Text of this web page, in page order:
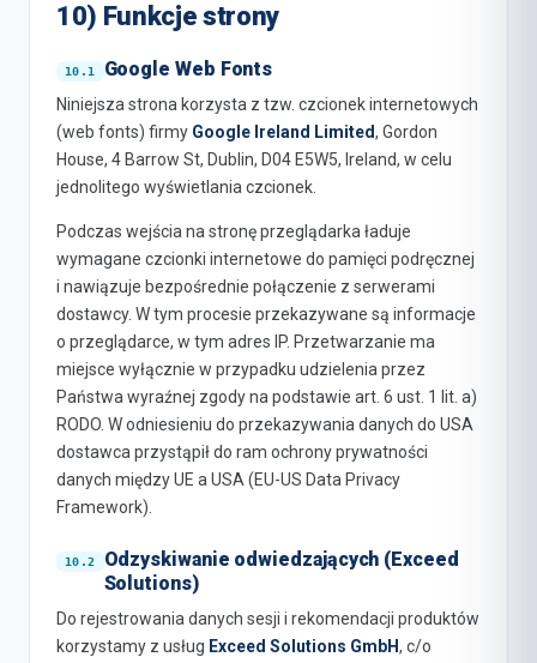
10) Funkcje strony
Google Web Fonts
Niniejsza strona korzysta z tzw. czcionek internetowych
(web fonts) firmy Google Ireland Limited, Gordon
House, 4 Barrow St, Dublin, D04 E5W5, Ireland, w celu
jednolitego wyświetlania czcionek.
Podczas wejścia na stronę przeglądarka ładuje
wymagane czcionki internetowe do pamięci podręcznej
i nawiązuje bezpośrednie połączenie z serwerami
dostawcy. W tym procesie przekazywane są informacje
o przeglądarce, w tym adres IP. Przetwarzanie ma
miejsce wyłącznie w przypadku udzielenia przez
Państwa wyraźnej zgody na podstawie art. 6 ust. 1 lit. a)
RODO. W odniesieniu do przekazywania danych do USA
dostawca przystąpił do ram ochrony prywatności
danych między UE a USA (EU-US Data Privacy
Framework).
Odzyskiwanie odwiedzających (Exceed
Solutions)
Do rejestrowania danych sesji i rekomendacji produktów
korzystamy z usług Exceed Solutions GmbH, c/o